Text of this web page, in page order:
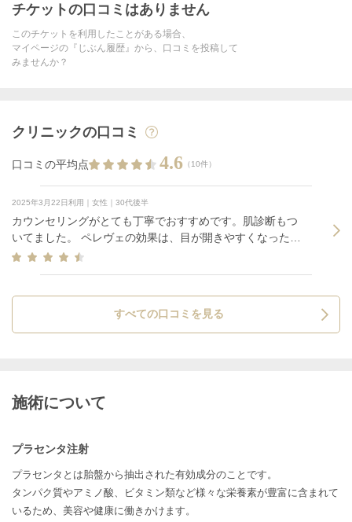
チケットの口コミはありません
このチケットを利用したことがある場合、
マイページの『じぶん履歴』から、口コミを投稿して
みませんか？
クリニックの口コミ
口コミの平均点 4.6 （10件）
2025年3月22日利用｜女性｜30代後半
カウンセリングがとても丁寧でおすすめです。肌診断もつ
いてました。 ペレヴェの効果は、目が開きやすくなった気
がする…？？ぐらいです。
すべての口コミを見る
施術について
プラセンタ注射
プラセンタとは胎盤から抽出された有効成分のことです。
タンパク質やアミノ酸、ビタミン類など様々な栄養素が豊富に含まれて
いるため、美容や健康に働きかけます。